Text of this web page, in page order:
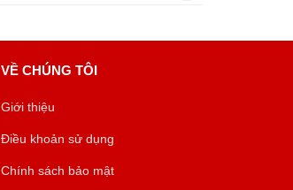
VỀ CHÚNG TÔI
Giới thiệu
Điều khoản sử dụng
Chính sách bảo mật